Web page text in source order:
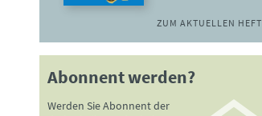
ZUM AKTUELLEN HEFT
Abonnent werden?
Werden Sie Abonnent der